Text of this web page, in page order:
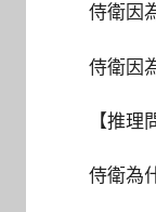
侍衛因
侍衛因
【推理
侍衛為